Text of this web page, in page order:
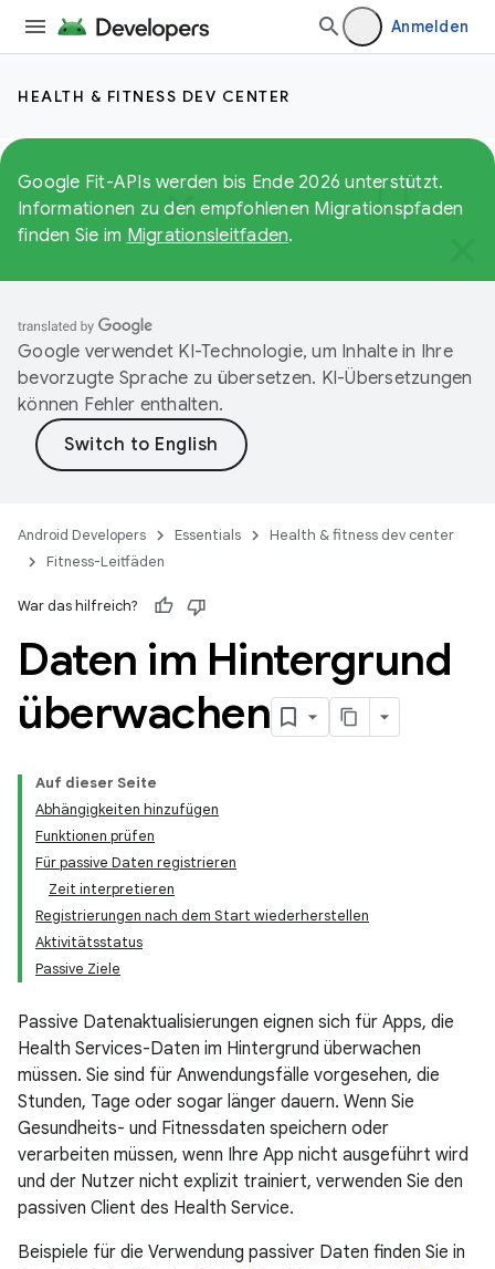
Anmelden
HEALTH & FITNESS DEV CENTER
Google Fit-APIs werden bis Ende 2026 unterstützt.
Informationen zu den empfohlenen Migrationspfaden
finden Sie im Migrationsleitfaden.
Google verwendet KI-Technologie, um Inhalte in Ihre
bevorzugte Sprache zu übersetzen. KI-Übersetzungen
können Fehler enthalten.
Android Developers Essentials
Health & fitness dev center
Fitness-Leitfäden
War das hilfreich?
Daten im Hintergrund
überwachen
Auf dieser Seite
Abhängigkeiten hinzufügen
Funktionen prüfen
Für passive Daten registrieren
Zeit interpretieren
Registrierungen nach dem Start wiederherstellen
Aktivitätsstatus
Passive Ziele
Passive Datenaktualisierungen eignen sich für Apps, die
Health Services-Daten im Hintergrund überwachen
müssen. Sie sind für Anwendungsfälle vorgesehen, die
Stunden, Tage oder sogar länger dauern. Wenn Sie
Gesundheits- und Fitnessdaten speichern oder
verarbeiten müssen, wenn Ihre App nicht ausgeführt wird
und der Nutzer nicht explizit trainiert, verwenden Sie den
passiven Client des Health Service.
Beispiele für die Verwendung passiver Daten finden Sie in